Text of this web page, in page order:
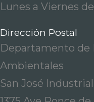
Lunes a Viernes
Dirección Postal
Departamento de
Ambientales
San José